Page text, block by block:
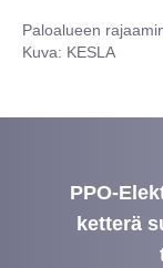
Paloalueen
Kuva: KESLA
PPO-
ketterä